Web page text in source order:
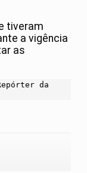
tiveram
a vigência
as
da